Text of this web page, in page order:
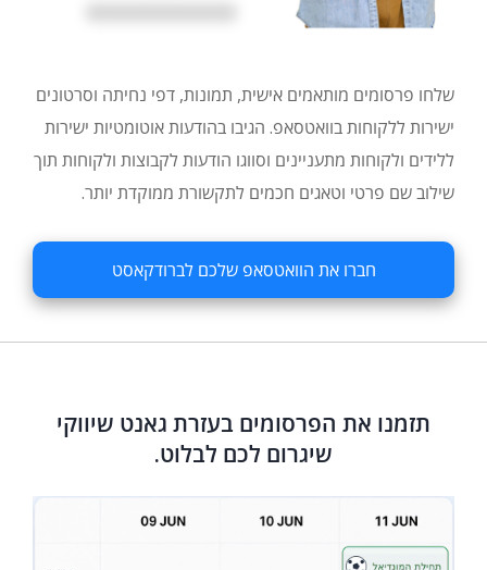
שלחו פרסומים מותאמים אישית, תמונות, דפי נחיתה וסרטונים
ישירות ללקוחות בוואטסאפ. הגיבו בהודעות אוטומטיות ישירות
ללידים ולקוחות מתעניינים וסווגו הודעות לקבוצות ולקוחות תוך
שילוב שם פרטי וטאגים חכמים לתקשורת ממוקדת יותר.
חברו את הוואטסאפ שלכם לברודקאסט
תזמנו את הפרסומים בעזרת גאנט שיווקי
שיגרום לכם לבלוט.